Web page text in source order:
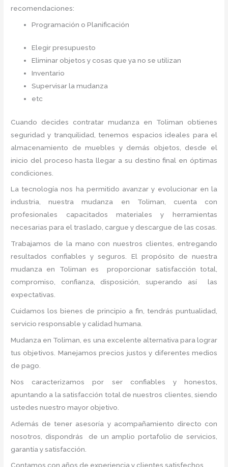
recomendaciones:
Programación o Planificación
Elegir presupuesto
Eliminar objetos y cosas que ya no se utilizan
Inventario
Supervisar la mudanza
etc
Cuando decides contratar mudanza en Toliman
obtienes
seguridad y tranquilidad, tenemos espacios ideales para el
almacenamiento de muebles y demás objetos, desde el
inicio del proceso hasta llegar a su destino final en óptimas
condiciones.
La tecnología nos ha permitido avanzar y evolucionar en la
industria, nuestra mudanza en Toliman, cuenta con
profesionales capacitados materiales y herramientas
necesarias para el traslado, cargue y descargue de las cosas.
Trabajamos de la mano con nuestros clientes, entregando
resultados confiables y seguros. El propósito de nuestra
mudanza en Toliman es proporcionar satisfacción total,
compromiso, confianza, disposición, superando así las
expectativas.
Cuidamos los bienes de principio a fin, tendrás puntualidad,
servicio responsable y calidad humana.
Mudanza en Toliman, es una excelente alternativa para lograr
tus objetivos. Manejamos precios justos y diferentes medios
de pago.
Nos caracterizamos por ser confiables y honestos,
apuntando a la satisfacción total de nuestros clientes, siendo
ustedes nuestro mayor objetivo.
Además de tener asesoría y acompañamiento directo con
nosotros, dispondrás de un amplio portafolio de servicios,
garantía y satisfacción.
Contamos con años de experiencia y clientes satisfechos.